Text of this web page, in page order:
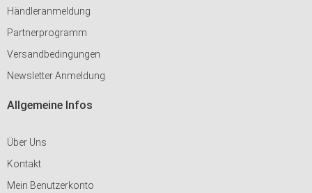
Händleranmeldung
Partnerprogramm
Versandbedingungen
Newsletter Anmeldung
Allgemeine Infos
Über Uns
Kontakt
Mein Benutzerkonto